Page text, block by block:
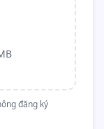
đăng ký